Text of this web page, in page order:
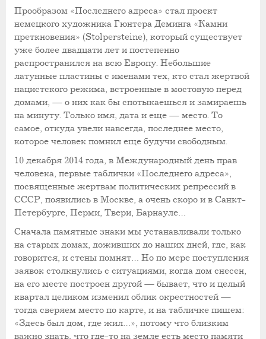
Прообразом «Последнего адреса» стал проект
немецкого художника Гюнтера Деминга «Камни
преткновения» (Stolpersteine), который существует
уже более двадцати лет и постепенно
распространился на всю Европу. Небольшие
латунные пластины с именами тех, кто стал жертвой
нацистского режима, встроенные в мостовую перед
домами, — о них как бы спотыкаешься и замираешь
на минуту. Только имя, дата и еще — место. То
самое, откуда увели навсегда, последнее место,
которое человек помнил еще будучи свободным.
10 декабря 2014 года, в Международный день прав
человека, первые таблички «Последнего адреса»,
посвященные жертвам политических репрессий в
СССР, появились в Москве, а очень скоро и в Санкт-
Петербурге, Перми, Твери, Барнауле…
Сначала памятные знаки мы устанавливали только
на старых домах, доживших до наших дней, где, как
говорится, и стены помнят… Но по мере поступления
заявок столкнулись с ситуациями, когда дом снесен,
на его месте построен другой — бывает, что и целый
квартал целиком изменил облик окрестностей —
тогда сверяем место по карте, и на табличке пишем:
«Здесь был дом, где жил…», потому что близким
важно знать, что где-то на земле есть место памяти